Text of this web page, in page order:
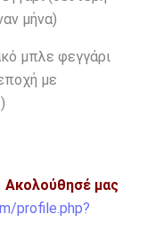
μήνα)
μπλε φεγγάρι
με
Ακολούθησέ μας
profile.php?